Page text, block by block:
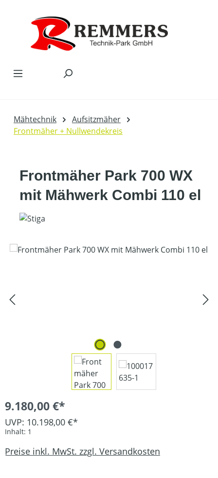
Mähtechnik
Aufsitzmäher
Frontmäher + Nullwendekreis
Frontmäher Park 700 WX
mit Mähwerk Combi 110 el
Bildergalerie überspringen
9.180,00 €*
UVP: 10.198,00 €*
Inhalt: 1
Preise inkl. MwSt. zzgl. Versandkosten